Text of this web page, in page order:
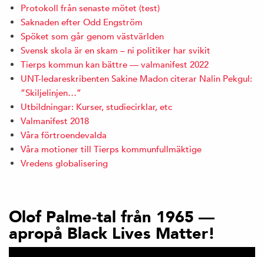
Protokoll från senaste mötet (test)
Saknaden efter Odd Engström
Spöket som går genom västvärlden
Svensk skola är en skam – ni politiker har svikit
Tierps kommun kan bättre — valmanifest 2022
UNT-ledareskribenten Sakine Madon citerar Nalin Pekgul:
”Skiljelinjen…”
Utbildningar: Kurser, studiecirklar, etc
Valmanifest 2018
Våra förtroendevalda
Våra motioner till Tierps kommunfullmäktige
Vredens globalisering
Olof Palme-tal från 1965 —
apropå Black Lives Matter!